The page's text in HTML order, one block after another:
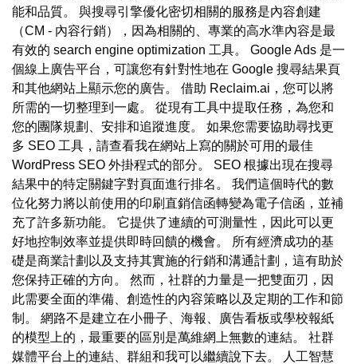
能和品質。 與搜尋引擎優化密切相關的服務是內容創建
（CM - 內容行銷），因為相關的、專業的高水準內容是最
有效的 search engine optimization 工具。 Google Ads 是一
個線上廣告平台，可讓您有針對性地在 Google 搜尋結果頁
和其他網站上顯示您的廣告。 借助 Reclaim.ai，您可以將
所需的一切整理到一處。 從現有工具中提取任務，為您和
您的團隊規劃、安排和追蹤進度。 如果您需要協助尋找更
多 SEO 工具，請查看我在網站上寫的關於可用的最佳
WordPress SEO 外掛程式的部分。 SEO 根據出現在搜尋
結果中的特定關鍵字對頁面進行排名。 我們這個時代的數
位化努力將以前使用的印刷直銷信函轉變為電子信函，並補
充了許多新功能。 它提供了連續的可測量性，因此可以更
好地控制效率並提供即時回饋的機會。 所有經濟成功的基
礎是商業計劃以及支持其實施的行銷和溝通計劃，這有助於
您保持正確的方向。 然而，社群的力量是一把雙面刃，因
此需要全面的準備、創造性的內容策略以及定期的工作和節
制。 網路不是建立在小冊子、海報、廣告看板或學校報紙
的模型上的，最重要的區別是萬維網上無數的連結。 社群
媒體平台上的連結、群組和我可以繼續說下去。 人工智慧